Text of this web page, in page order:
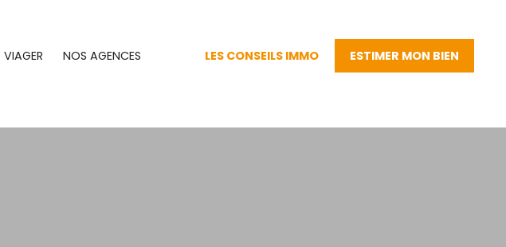
VIAGER NOS AGENCES LES CONSEILS IMMO ESTIMER MON BIEN